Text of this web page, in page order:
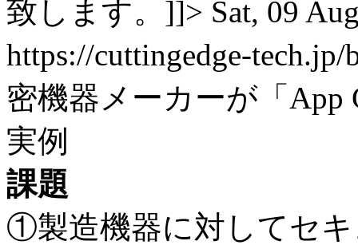
致します。]]> Sat, 09
https://cuttingedge-
密機器メーカーが「App
実例
課題
①製造機器に対してセ